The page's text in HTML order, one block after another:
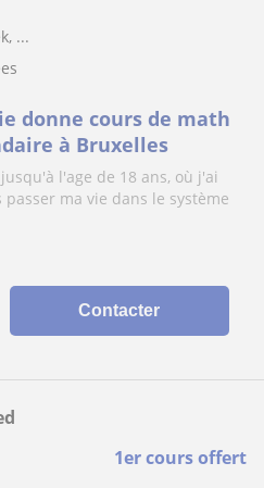
...
donne cours de math
à Bruxelles
l'age de 18 ans, où j'ai
ma vie dans le système
Contacter
1er cours offert